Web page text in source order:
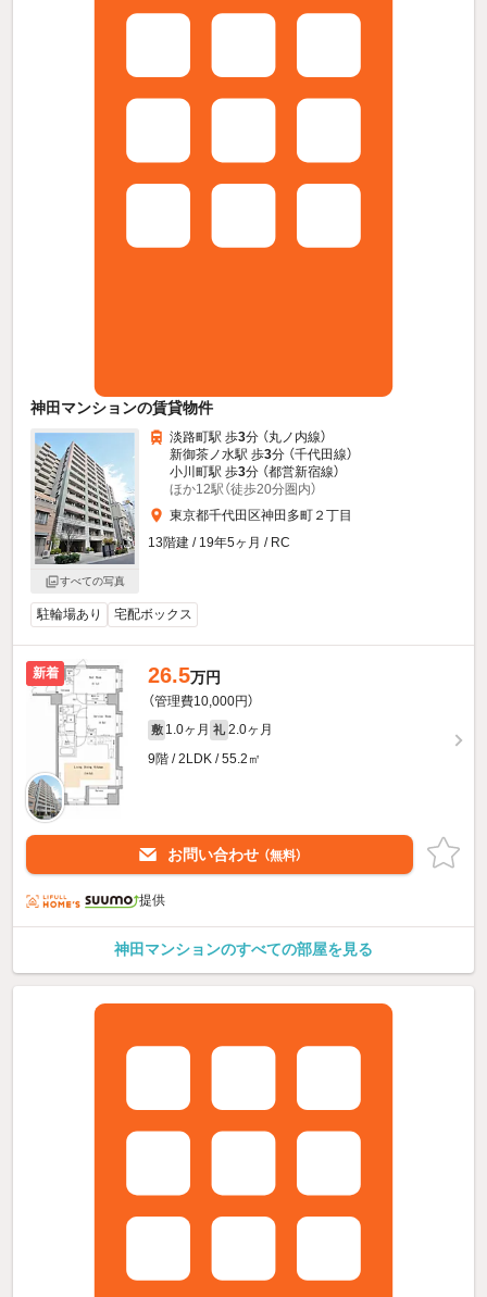
神田マンションの賃貸物件
すべての写真
淡路町駅 歩3分 （丸ノ内線）
新御茶ノ水駅 歩3分 （千代田線）
小川町駅 歩3分 （都営新宿線）
ほか12駅（徒歩20分圏内）
東京都千代田区神田多町２丁目
13階建 / 19年5ヶ月 / RC
駐輪場あり 宅配ボックス
新着 26.5万円
（管理費10,000円）
敷 1.0ヶ月 礼 2.0ヶ月
9階 / 2LDK / 55.2㎡
お問い合わせ （無料）
提供
神田マンションのすべての部屋を見る